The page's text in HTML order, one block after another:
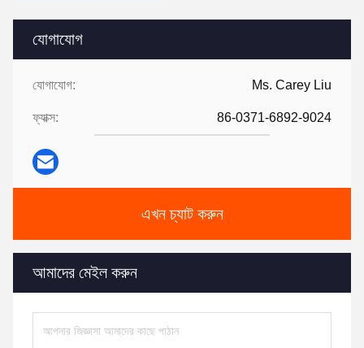
যোগাযোগ
যোগাযোগ: Ms. Carey Liu
ফ্যাক্স: 86-0371-6892-9024
এখন চ্যাট করুন
আমাদের মেইল করুন